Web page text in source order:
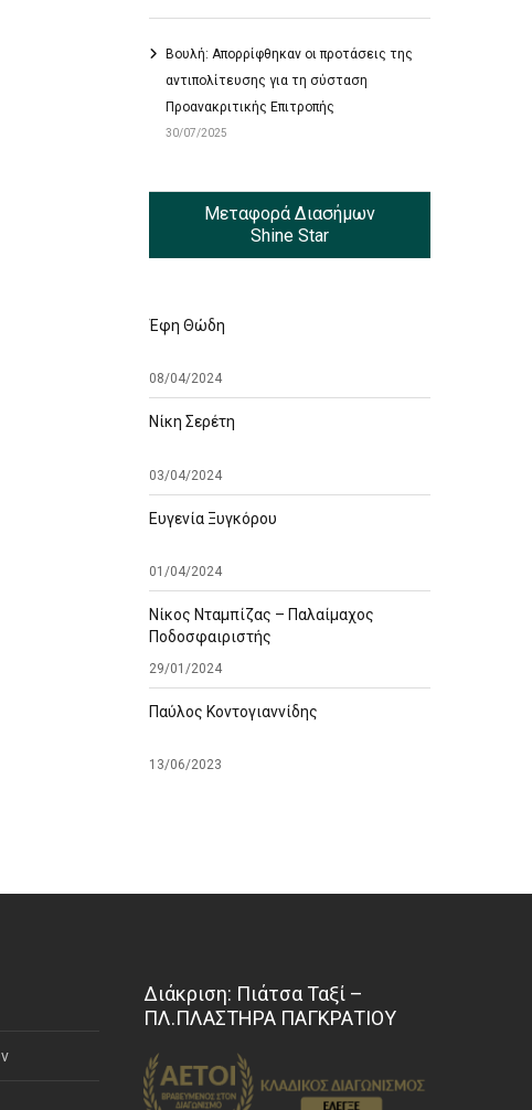
Βουλή: Απορρίφθηκαν οι προτάσεις της
αντιπολίτευσης για τη σύσταση
Προανακριτικής Επιτροπής
30/07/2025
Μεταφορά Διασήμων
Shine Star
Έφη Θώδη
08/04/2024
Νίκη Σερέτη
03/04/2024
Ευγενία Ξυγκόρου
01/04/2024
Νίκος Νταμπίζας – Παλαίμαχος
Ποδοσφαιριστής
29/01/2024
Παύλος Κοντογιαννίδης
13/06/2023
Διάκριση: Πιάτσα Ταξί –
ΠΛ.ΠΛΑΣΤΗΡΑ ΠΑΓΚΡΑΤΙΟΥ